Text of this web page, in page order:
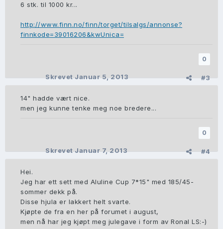
6 stk. til 1000 kr...
http://www.finn.no/finn/torget/tilsalgs/annonse?
finnkode=39016206&kwUnica=
0
#3
SkrevetJanuar 5, 2013
14" hadde vært nice.
men jeg kunne tenke meg noe bredere...
0
#4
SkrevetJanuar 7, 2013
Hei.
Jeg har ett sett med Aluline Cup 7*15" med 185/45-
sommer dekk på.
Disse hjula er lakkert helt svarte.
Kjøpte de fra en her på forumet i august,
men nå har jeg kjøpt meg julegave i form av Ronal LS:-)